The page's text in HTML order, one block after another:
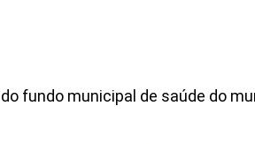
fundo municipal de saúde do